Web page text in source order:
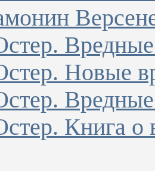
Новые
Книга